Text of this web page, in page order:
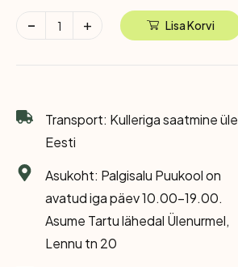
Lisa Korvi
Transport: Kulleriga saatmine üle
Eesti
Asukoht: Palgisalu Puukool on
avatud iga päev 10.00-19.00.
Asume Tartu lähedal Ülenurmel,
Lennu tn 20